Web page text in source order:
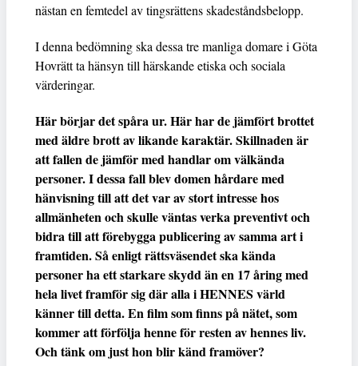
nästan en femtedel av tingsrättens skadeståndsbelopp.
I denna bedömning ska dessa tre manliga domare i Göta
Hovrätt ta hänsyn till härskande etiska och sociala
värderingar.
Här börjar det spåra ur. Här har de jämfört brottet
med äldre brott av likande karaktär. Skillnaden är
att fallen de jämför med handlar om välkända
personer. I dessa fall blev domen hårdare med
hänvisning till att det var av stort intresse hos
allmänheten och skulle väntas verka preventivt och
bidra till att förebygga publicering av samma art i
framtiden. Så enligt rättsväsendet ska kända
personer ha ett starkare skydd än en 17 åring med
hela livet framför sig där alla i HENNES värld
känner till detta. En film som finns på nätet, som
kommer att förfölja henne för resten av hennes liv.
Och tänk om just hon blir känd framöver?